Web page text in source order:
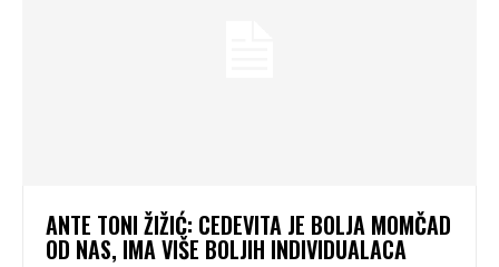
ANTE TONI ŽIŽIĆ: CEDEVITA JE BOLJA MOMČAD
OD NAS, IMA VIŠE BOLJIH INDIVIDUALACA